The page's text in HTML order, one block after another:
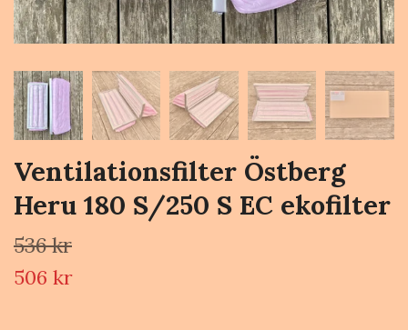
Ventilationsfilter Östberg
Heru 180 S/250 S EC ekofilter
536 kr
506 kr